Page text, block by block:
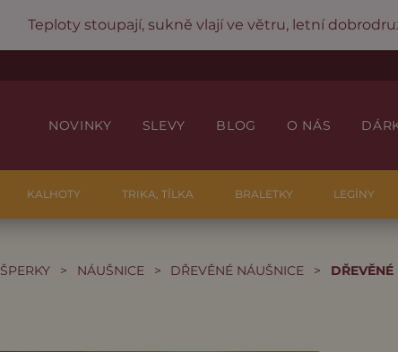
Teploty stoupají, sukně vlají ve větru, letní
NOVINKY SLEVY BLOG O NÁS
KALHOTY TRIKA, TÍLKA BRALETKY LEGÍNY
ŠPERKY > NÁUŠNICE > DŘEVĚNÉ NÁUŠNICE >